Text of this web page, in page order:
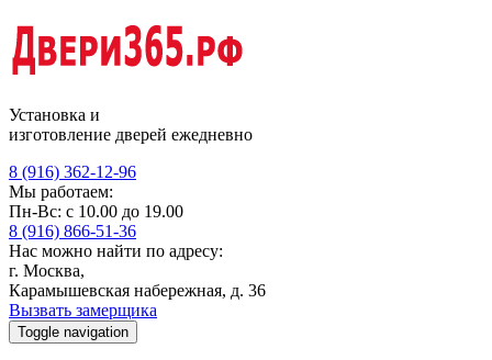
Установка и
изготовление дверей ежедневно
8 (916) 362-12-96
Мы работаем:
Пн-Вс: с 10.00 до 19.00
8 (916) 866-51-36
Нас можно найти по адресу:
г. Москва,
Карамышевская набережная, д. 36
Вызвать замерщика
Toggle navigation